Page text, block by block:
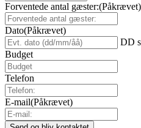
Forventede antal gæster:(Påkrævet)
Dato(Påkrævet)
DD
Budget
Telefon
E-mail(Påkrævet)